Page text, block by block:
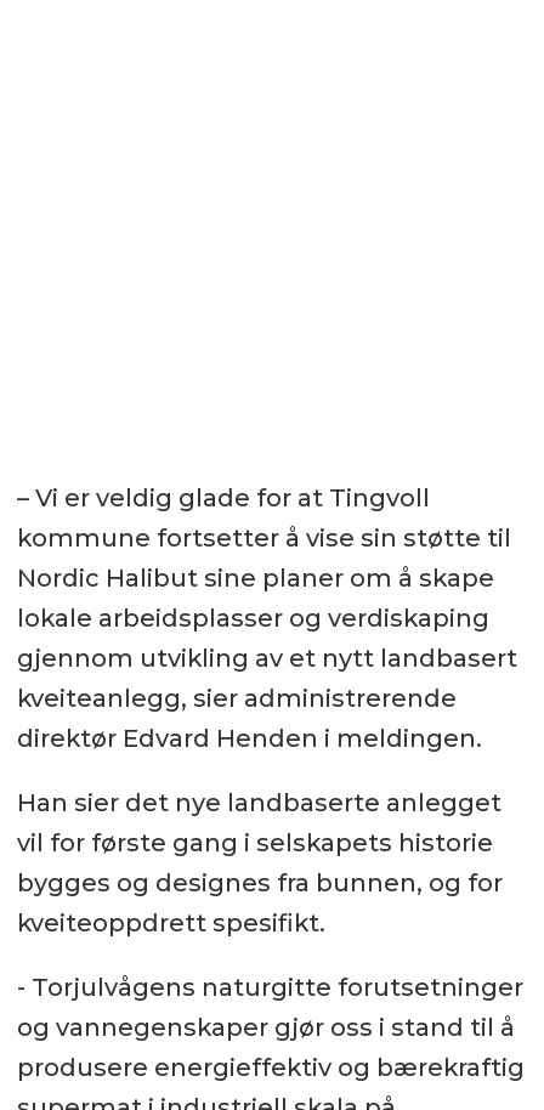
– Vi er veldig glade for at Tingvoll
kommune fortsetter å vise sin støtte til
Nordic Halibut sine planer om å skape
lokale arbeidsplasser og verdiskaping
gjennom utvikling av et nytt landbasert
kveiteanlegg, sier administrerende
direktør Edvard Henden i meldingen.
Han sier det nye landbaserte anlegget
vil for første gang i selskapets historie
bygges og designes fra bunnen, og for
kveiteoppdrett spesifikt.
- Torjulvågens naturgitte forutsetninger
og vannegenskaper gjør oss i stand til å
produsere energieffektiv og bærekraftig